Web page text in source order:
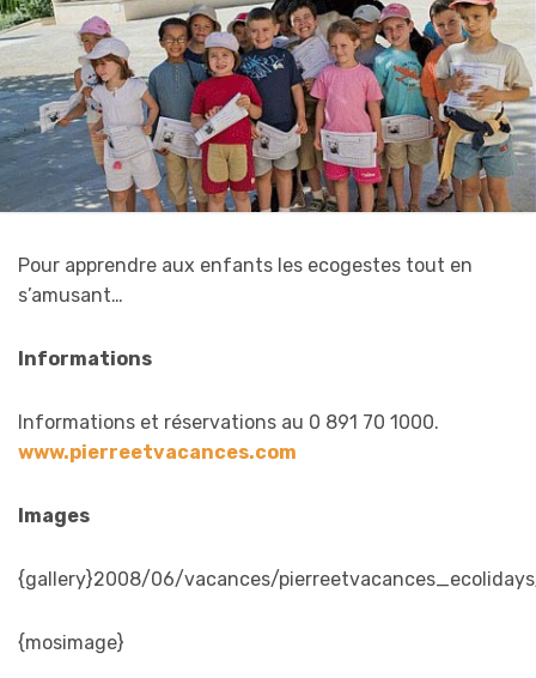
Pour apprendre aux enfants les ecogestes tout en
s’amusant…
Informations
Informations et réservations au 0 891 70 1000.
www.pierreetvacances.com
Images
{gallery}2008/06/vacances/
{mosimage}